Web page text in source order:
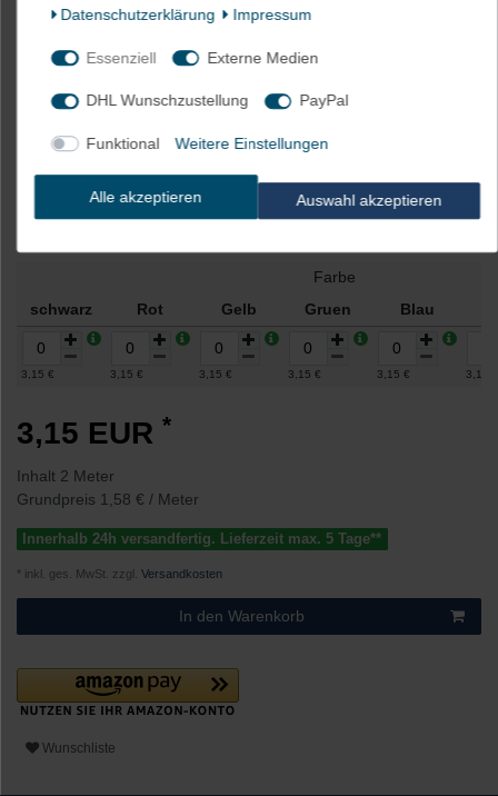
2m Akku Schrumpfschlauch 100mm
Flachmaß = 64mm Ø
Artikelnummer2023-BLAU
Farbe
schwarz
Rot Gelb Gruen Blau
3,15 € 3,15 € 3,15 € 3,15 € 3,15 € 3,15
3,15 EUR *
Inhalt 2 Meter
Grundpreis 1,58 € / Meter
Innerhalb 24h versandfertig. Lieferzeit max. 5 Tage**
* inkl. ges. MwSt. zzgl. Versandkosten
In den Warenkorb
Wunschliste
Daten­schutz­erklärung
Impressum
Essenziell Externe Medien
DHL Wunschzustellung PayPal
Funktional Weitere Einstellungen
Alle akzeptieren Auswahl akzeptieren